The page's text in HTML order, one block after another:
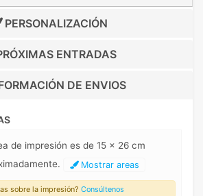
PERSONALIZACIÓN
ENTRADAS
DE ENVIOS
de impresión es de 15 x 26 cm
Mostrar areas
sobre la impresión? Consúltenos